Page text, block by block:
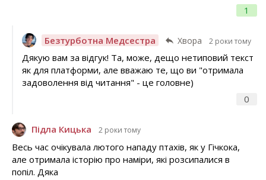
1
Безтурботна Медсестра Хвора 2 роки тому
0
Дякую вам за відгук! Та, може, дещо нетиповий текст
як для платформи, але вважаю те, що ви "отримала
задоволення від читання" - це головне)
Підла Кицька 2 роки тому
Весь час очікувала лютого нападу птахів, як у Гічкока,
але отримала історію про наміри, які розсипалися в
попіл. Дяка